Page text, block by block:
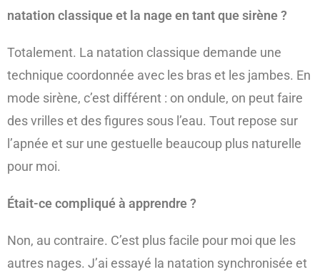
natation classique et la nage en tant que sirène ?
Totalement. La natation classique demande une
technique coordonnée avec les bras et les jambes. En
mode sirène, c’est différent : on ondule, on peut faire
des vrilles et des figures sous l’eau. Tout repose sur
l’apnée et sur une gestuelle beaucoup plus naturelle
pour moi.
Était-ce compliqué à apprendre ?
Non, au contraire. C’est plus facile pour moi que les
autres nages. J’ai essayé la natation synchronisée et